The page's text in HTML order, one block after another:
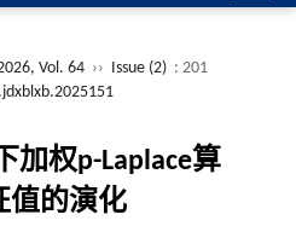
Vol. 64 ›› Issue (2) : 201
加权p-Laplace算
值的演化